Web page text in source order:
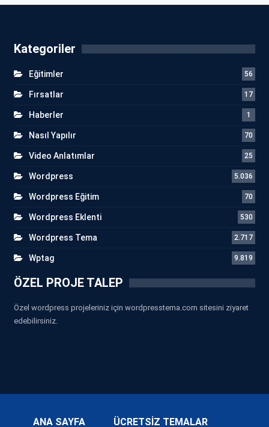
Kategoriler
Eğitimler 56
Fırsatlar 17
Haberler 1
Nasıl Yapılır 70
Video Anlatımlar 25
Wordpress 5.036
Wordpress Eğitim 70
Wordpress Eklenti 530
Wordpress Tema 2.717
Wptag 9.819
ÖZEL PROJE TALEP
Özel wordpress projeleriniz için wordpresstema.com sitesini ziyaret
edebilirsiniz.
ANA SAYFA ÜCRETSİZ TEMALAR